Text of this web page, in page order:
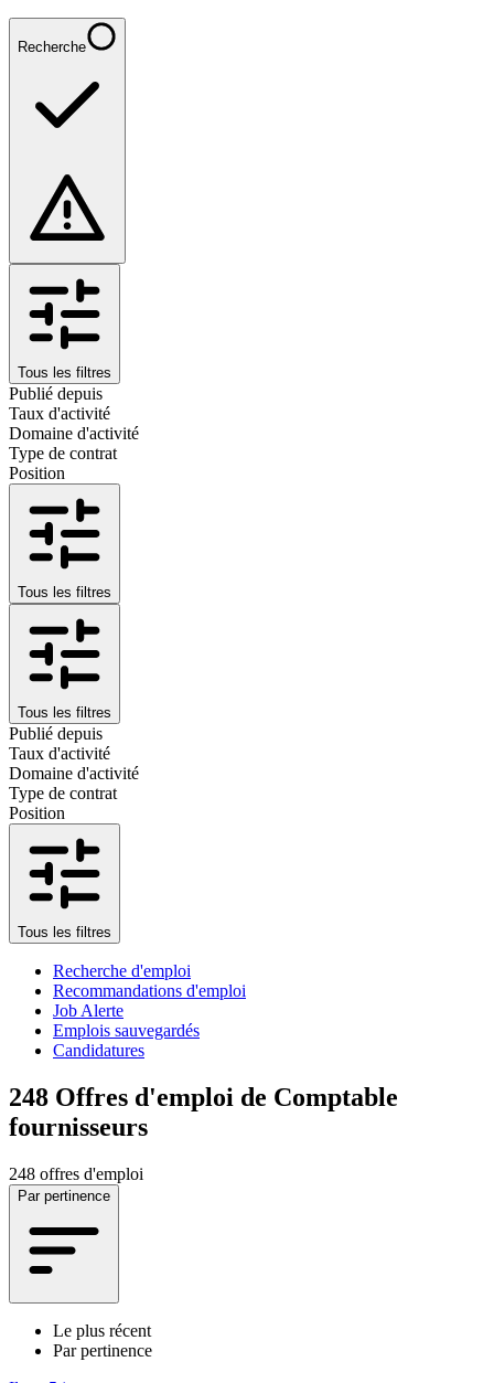
Recherche
Tous les filtres
Publié depuis
Taux d'activité
Domaine d'activité
Type de contrat
Position
Tous les filtres
Tous les filtres
Publié depuis
Taux d'activité
Domaine d'activité
Type de contrat
Position
Tous les filtres
Recherche d'emploi
Recommandations d'emploi
Job Alerte
Emplois sauvegardés
Candidatures
248 Offres d'emploi de Comptable
fournisseurs
248 offres d'emploi
Par pertinence
Le plus récent
Par pertinence